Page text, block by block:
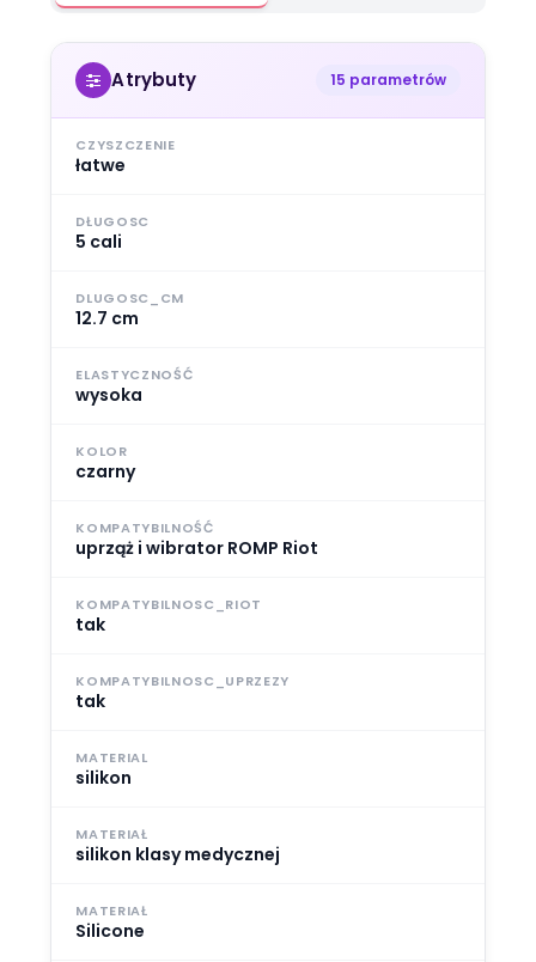
Atrybuty 15 parametrów
CZYSZCZENIE
łatwe
DŁUGOSC
5 cali
DLUGOSC_CM
12.7 cm
ELASTYCZNOŚĆ
wysoka
KOLOR
czarny
KOMPATYBILNOŚĆ
uprząż i wibrator ROMP Riot
KOMPATYBILNOSC_RIOT
tak
KOMPATYBILNOSC_UPRZEZY
tak
MATERIAL
silikon
MATERIAŁ
silikon klasy medycznej
MATERIAŁ
Silicone